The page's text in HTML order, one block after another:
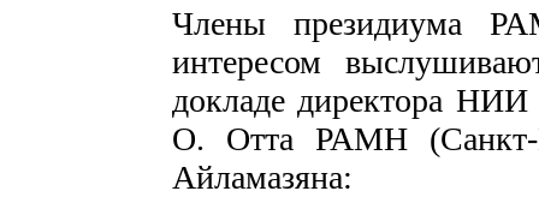
Члены президиума
интересом
докладе директора
О. Отта РАМН (Санкт-
Айламазяна: